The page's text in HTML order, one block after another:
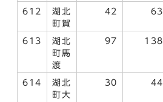
612
湖北
町賀
42 63
613
湖北
町馬
渡
97 138
614
湖北
町大
30 44